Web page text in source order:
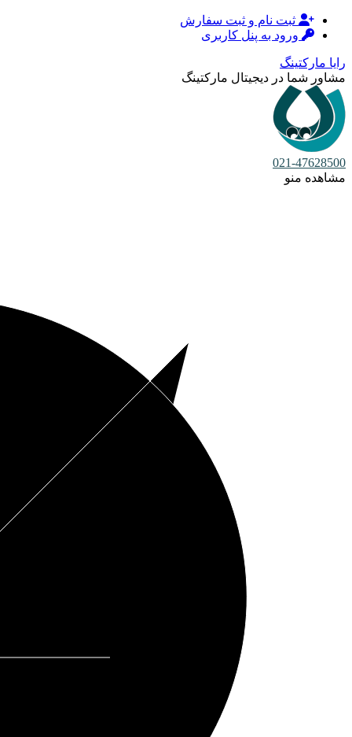
ثبت نام و ثبت سفارش
ورود به پنل کاربری
رایا مارکتینگ
مشاور شما در دیجیتال مارکتینگ
021-47628500
مشاهده منو